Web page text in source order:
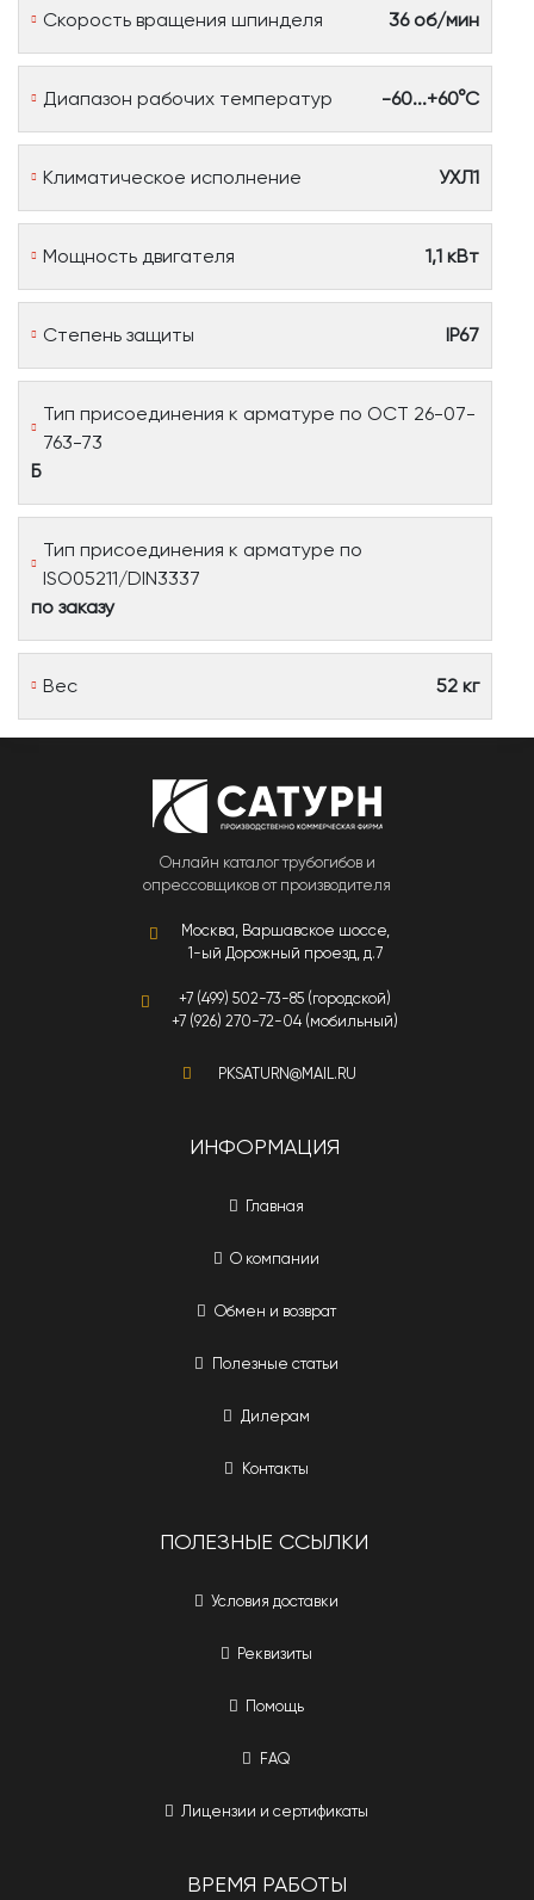
Скорость вращения шпинделя 36 об/мин
Диапазон рабочих температур -60...+60°С
Климатическое исполнение УХЛ1
Мощность двигателя 1,1 кВт
Степень защиты IP67
Тип присоединения к арматуре по ОСТ 26-07-
763-73
Б
Тип присоединения к арматуре по
ISO05211/DIN3337
по заказу
Вес 52 кг
Онлайн каталог трубогибов и
опрессовщиков от производителя
Москва, Варшавское шоссе,
1-ый Дорожный проезд, д.7
+7 (499) 502-73-85 (городской)
+7 (926) 270-72-04 (мобильный)
PKSATURN@MAIL.RU
ИНФОРМАЦИЯ
Главная
О компании
Обмен и возврат
Полезные статьи
Дилерам
Контакты
ПОЛЕЗНЫЕ ССЫЛКИ
Условия доставки
Реквизиты
Помощь
FAQ
Лицензии и сертификаты
ВРЕМЯ РАБОТЫ